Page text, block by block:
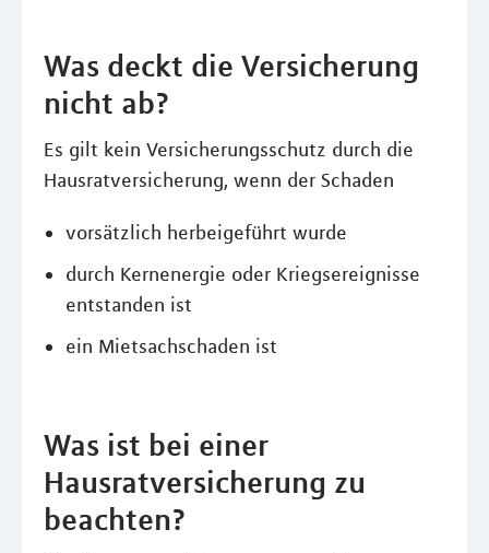
Was deckt die Versicherung
nicht ab?
Es gilt kein Versicherungsschutz durch die
Hausratversicherung, wenn der Schaden
vorsätzlich herbeigeführt wurde
durch Kernenergie oder Kriegsereignisse
entstanden ist
ein Mietsachschaden ist
Was ist bei einer
Hausratversicherung zu
beachten?